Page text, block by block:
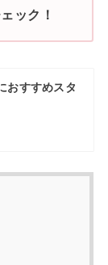
ック！
おすすめスタ